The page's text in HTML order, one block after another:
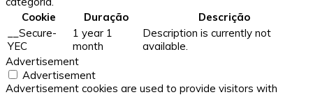
Cookie
Duração
Descrição
__Secure-
YEC
1 year 1
month
Description is currently not
available.
Advertisement
Advertisement
Advertisement cookies are used to provide visitors with